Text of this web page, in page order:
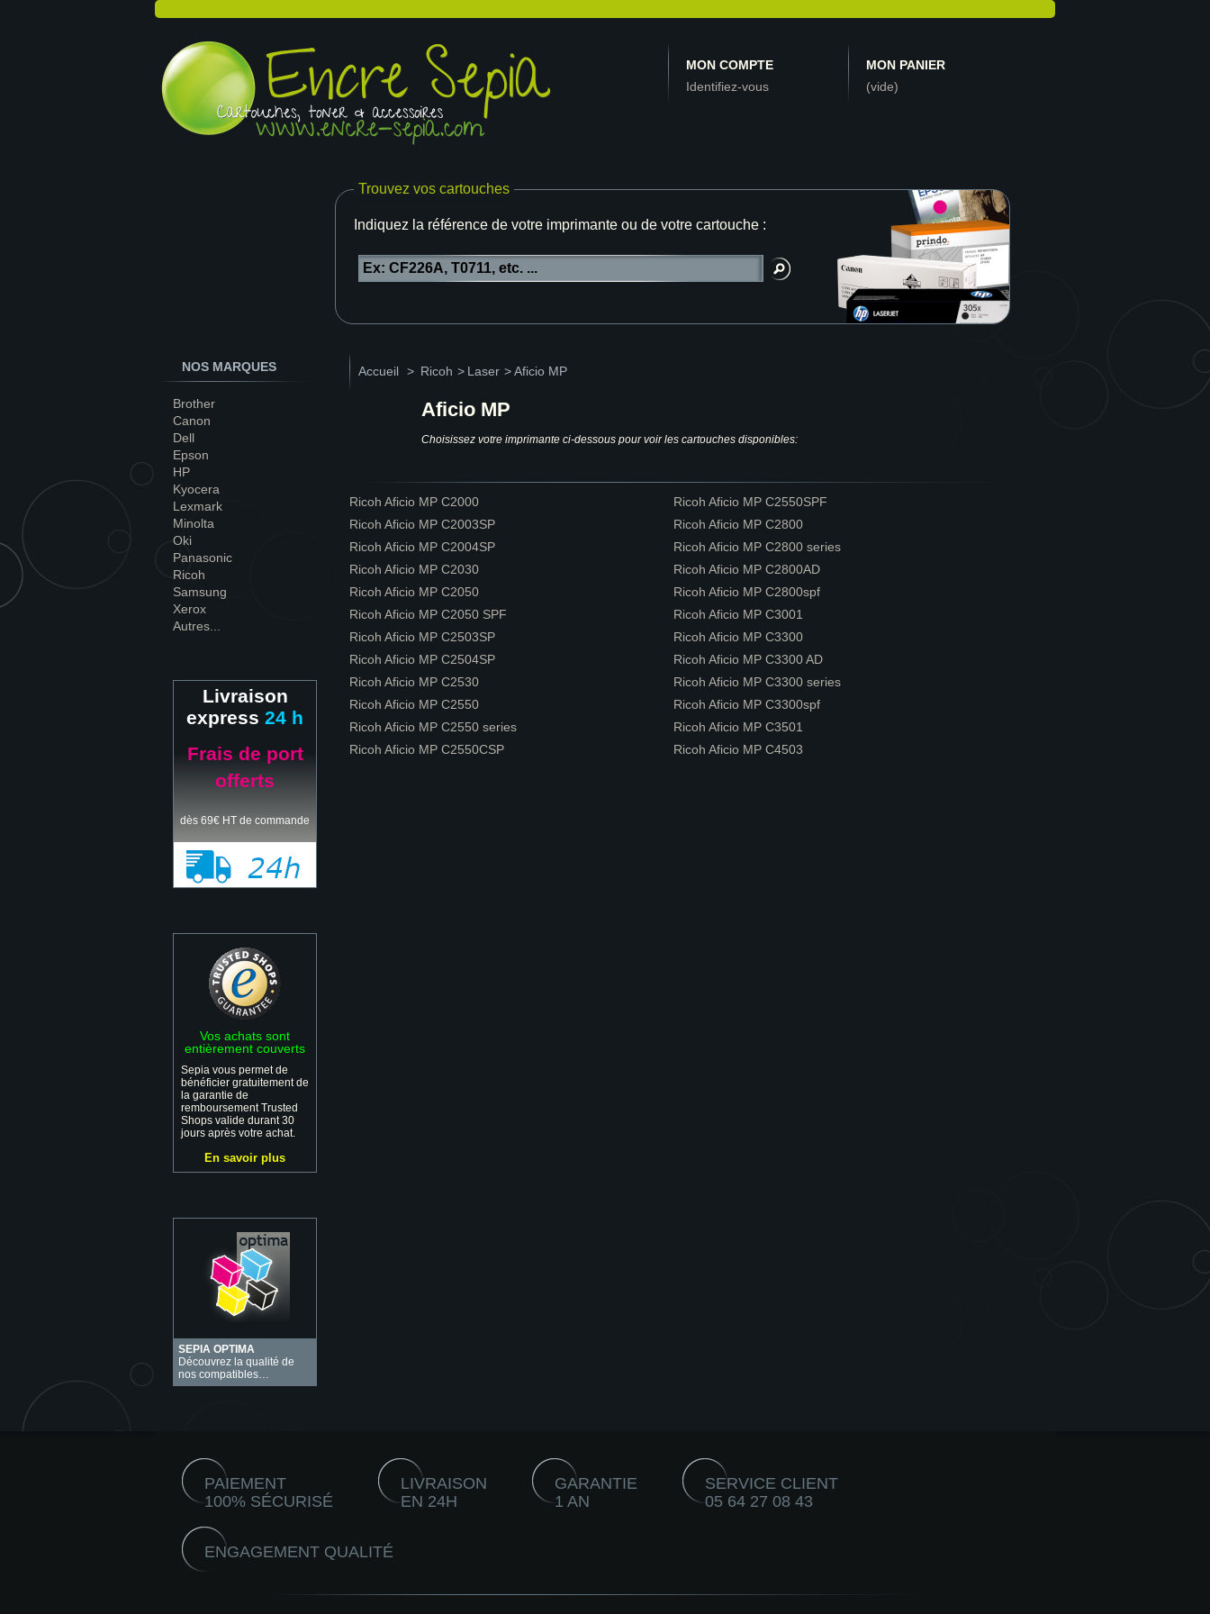
MON COMPTE
Identifiez-vous
MON PANIER
(vide)
Trouvez vos cartouches
Indiquez la référence de votre imprimante ou de votre cartouche :
NOS MARQUES
Brother
Canon
Dell
Epson
HP
Kyocera
Lexmark
Minolta
Oki
Panasonic
Ricoh
Samsung
Xerox
Autres...
Livraison
express 24 h
Frais de port
offerts
dès 69€ HT de commande
Vos achats sont
entièrement couverts
Sepia vous permet de
bénéficier gratuitement de
la garantie de
remboursement Trusted
Shops valide durant 30
jours après votre achat.
En savoir plus
SEPIA OPTIMA
Découvrez la qualité de
nos compatibles…
Accueil > Ricoh > Laser >Aficio MP
Aficio MP
Choisissez votre imprimante ci-dessous pour voir les cartouches disponibles:
Ricoh Aficio MP C2000
Ricoh Aficio MP C2003SP
Ricoh Aficio MP C2004SP
Ricoh Aficio MP C2030
Ricoh Aficio MP C2050
Ricoh Aficio MP C2050 SPF
Ricoh Aficio MP C2503SP
Ricoh Aficio MP C2504SP
Ricoh Aficio MP C2530
Ricoh Aficio MP C2550
Ricoh Aficio MP C2550 series
Ricoh Aficio MP C2550CSP
Ricoh Aficio MP C2550SPF
Ricoh Aficio MP C2800
Ricoh Aficio MP C2800 series
Ricoh Aficio MP C2800AD
Ricoh Aficio MP C2800spf
Ricoh Aficio MP C3001
Ricoh Aficio MP C3300
Ricoh Aficio MP C3300 AD
Ricoh Aficio MP C3300 series
Ricoh Aficio MP C3300spf
Ricoh Aficio MP C3501
Ricoh Aficio MP C4503
PAIEMENT
100% SÉCURISÉ
LIVRAISON
EN 24H
GARANTIE
1 AN
SERVICE CLIENT
05 64 27 08 43
ENGAGEMENT QUALITÉ